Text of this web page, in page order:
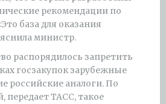
рекомендации по
база для оказания
министр.
распорядилось запретить
госзакупок зарубежные
российские аналоги. По
передает ТАСС, такое